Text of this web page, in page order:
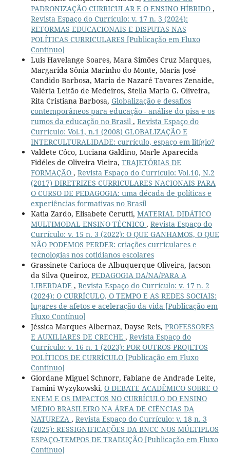
PADRONIZAÇÃO CURRICULAR E O ENSINO HÍBRIDO ,
Revista Espaço do Currículo: v. 17 n. 3 (2024):
REFORMAS EDUCACIONAIS E DISPUTAS NAS
POLÍTICAS CURRICULARES [Publicação em Fluxo
Contínuo]
Luis Havelange Soares, Mara Simões Cruz Marques,
Margarida Sônia Marinho do Monte, Maria José
Candido Barbosa, Maria de Nazaré Tavares Zenaide,
Valéria Leitão de Medeiros, Stella Maria G. Oliveira,
Rita Cristiana Barbosa, Globalização e desafios
contemporâneos para educação - análise do pisa e os
rumos da educação no Brasil , Revista Espaço do
Currículo: Vol.1, n.1 (2008) GLOBALIZAÇÃO E
INTERCULTURALIDADE: currículo, espaço em litígio?
Valdete Côco, Luciana Galdino, Marle Aparecida
Fidéles de Oliveira Vieira, TRAJETÓRIAS DE
FORMAÇÃO , Revista Espaço do Currículo: Vol.10, N.2
(2017) DIRETRIZES CURRICULARES NACIONAIS PARA
O CURSO DE PEDAGOGIA: uma década de políticas e
experiências formativas no Brasil
Katia Zardo, Elisabete Cerutti, MATERIAL DIDÁTICO
MULTIMODAL ENSINO TÉCNICO , Revista Espaço do
Currículo: v. 15 n. 3 (2022): O QUE GANHAMOS, O QUE
NÃO PODEMOS PERDER: criações curriculares e
tecnologias nos cotidianos escolares
Grassinete Carioca de Albuquerque Oliveira, Jacson
da Silva Queiroz, PEDAGOGIA DA/NA/PARA A
LIBERDADE , Revista Espaço do Currículo: v. 17 n. 2
(2024): O CURRÍCULO, O TEMPO E AS REDES SOCIAIS:
lugares de afetos e aceleração da vida [Publicação em
Fluxo Contínuo]
Jéssica Marques Albernaz, Dayse Reis, PROFESSORES
E AUXILIARES DE CRECHE , Revista Espaço do
Currículo: v. 16 n. 1 (2023): POR OUTROS PROJETOS
POLÍTICOS DE CURRÍCULO [Publicação em Fluxo
Contínuo]
Giordane Miguel Schnorr, Fabiane de Andrade Leite,
Tamini Wyzykowski, O DEBATE ACADÊMICO SOBRE O
ENEM E OS IMPACTOS NO CURRÍCULO DO ENSINO
MÉDIO BRASILEIRO NA ÁREA DE CIÊNCIAS DA
NATUREZA , Revista Espaço do Currículo: v. 18 n. 3
(2025): RESSIGNIFICAÇÕES DA BNCC NOS MÚLTIPLOS
ESPAÇO-TEMPOS DE TRADUÇÃO [Publicação em Fluxo
Contínuo]